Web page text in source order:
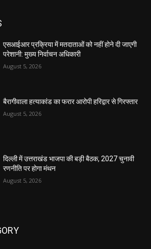
एसआईआर प्रक्रिया में मतदाताओं को नहीं होने दी जाएगी
परेशानी: मुख्य निर्वाचन अधिकारी
August 5, 2026
बैरागीवाला हत्याकांड का फरार आरोपी हरिद्वार से गिरफ्तार
August 5, 2026
दिल्ली में उत्तराखंड भाजपा की बड़ी बैठक, 2027 चुनावी
रणनीति पर होगा मंथन
August 5, 2026